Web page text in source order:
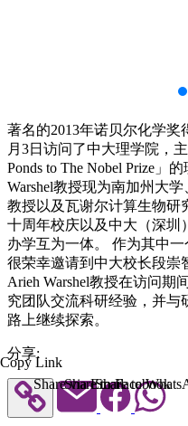
著名的2013年诺贝尔化学奖
月3日访问了中大理学院，
Ponds to The Nobel Prize」
Warshel教授现为南加州大
教授以及瓦谢尔计算生物研
十周年校庆以及中大（深圳
办学互为一体。 作为其中
很荣幸邀请到中大校长段崇
Arieh Warshel教授在访问期
究团队交流科研经验，并与
路上继续探索。
分享:
Copy Link
Share via Email
Share to Facebook
Share to